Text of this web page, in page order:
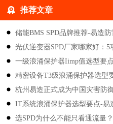
推荐文章
储能BMS SPD品牌推荐-易造防
光伏逆变器SPD厂家哪家好：5
一级浪涌保护器Iimp值选型要
精密设备T3级浪涌保护器选型
杭州易造正式成为中国灾害防
雷
IT系统浪涌保护器选型要点-易
选SPD为什么不能只看通流量